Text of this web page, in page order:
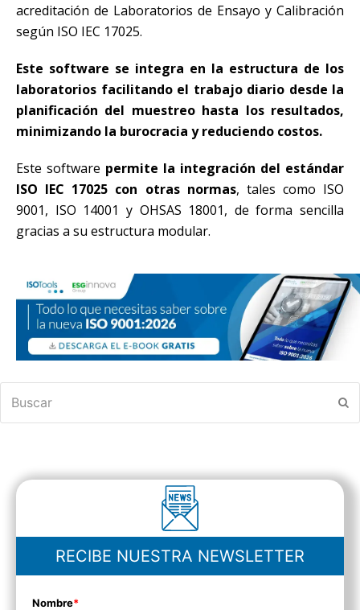
acreditación de Laboratorios de Ensayo y Calibración
según ISO IEC 17025.
Este software se integra en la estructura de los
laboratorios facilitando el trabajo diario desde la
planificación del muestreo hasta los resultados,
minimizando la burocracia y reduciendo costos.
Este software permite la integración del estándar
ISO IEC 17025 con otras normas, tales como ISO
9001, ISO 14001 y OHSAS 18001, de forma sencilla
gracias a su estructura modular.
RECIBE NUESTRA NEWSLETTER
Nombre*